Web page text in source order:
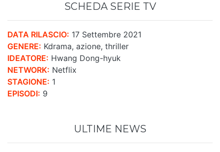
SCHEDA SERIE TV
DATA RILASCIO: 17 Settembre 2021
GENERE: Kdrama, azione, thriller
IDEATORE: Hwang Dong-hyuk
NETWORK: Netflix
STAGIONE: 1
EPISODI: 9
ULTIME NEWS